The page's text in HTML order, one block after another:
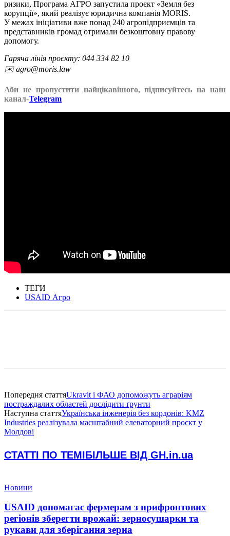
ризики, Програма АГРО запустила проєкт «Земля без
корупції», який реалізує юридична компанія MORIS.
У межах ініціативи вже понад 240 агропідприємців та
представників громад отримали безкоштовну правову
допомогу.
Гаряча лінія проєкту: 044 334 82 10
✉️ agro@moris.law
Аби не пропустити найцікавішого, підписуйтесь на наш
канал-Telegram
ТЕГИ
USAID Агро
Попередня статтяUkravit і ФАО допоможуть аграріям
постраждалих областей дослідити ґрунти
Наступна статтяУкраїнська інженерія без кордонів: KMZ
Industries реалізувала масштабний елеваторний проєкт у
Молдові
СТАТТІ ПО ТЕМІБІЛЬШЕ ВІД GH.in.ua
Новини
USAID допомагає фермерам з прифронтових
регіонів зберегти врожай: зерносушарки та
рукави для зберігання зерна